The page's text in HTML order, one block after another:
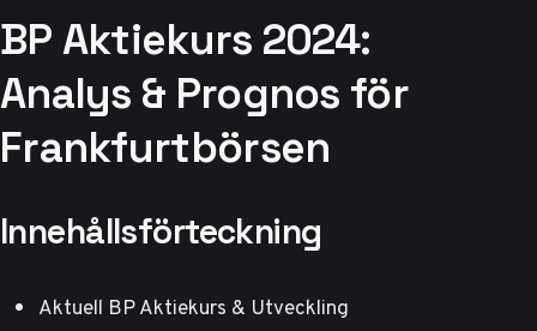
BP Aktiekurs 2024:
Analys & Prognos för
Frankfurtbörsen
Innehållsförteckning
Aktuell BP Aktiekurs & Utveckling